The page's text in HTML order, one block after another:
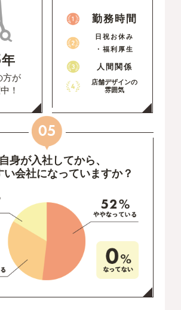
年
方が
！
勤務時間
日祝お休み
・福利厚生
人間関係
店舗デザインの
雰囲気
05
身が入社してから、
い会社になっていますか？